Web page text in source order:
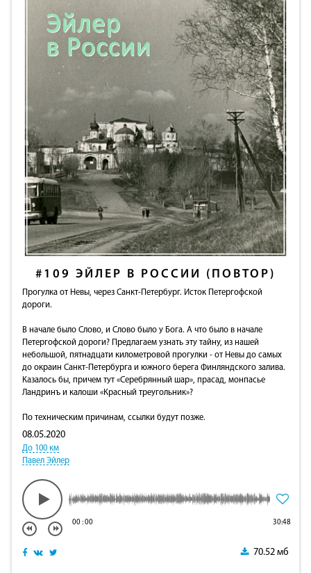
#109 ЭЙЛЕР В РОССИИ (ПОВТОР)
Прогулка от Невы, через Санкт-Петербург. Исток Петергофской
дороги.
В начале было Слово, и Слово было у Бога. А что было в начале
Петергофской дороги? Предлагаем узнать эту тайну, из нашей
небольшой, пятнадцати километровой прогулки - от Невы до самых
до окраин Санкт-Петербурга и южного берега Финляндского залива.
Казалось бы, причем тут «Серебрянный шар», прасад, монпасье
Ландринъ и калоши «Красный треугольник»?
По техническим причинам, ссылки будут позже.
08.05.2020
До 100 км
Павел Эйлер
00:00 30:48
70.52 мб